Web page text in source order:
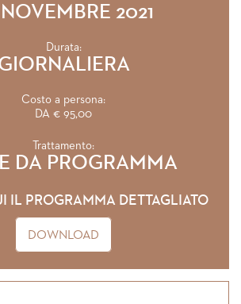
2021
Durata:
Costo a persona:
DA € 95,00
Trattamento:
DA PROGRAMMA
IL PROGRAMMA DETTAGLIATO
DOWNLOAD